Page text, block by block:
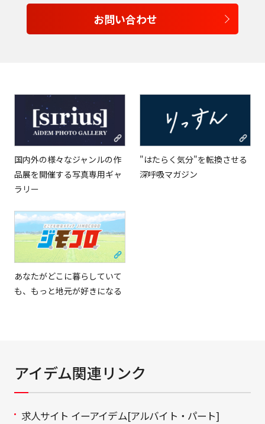
English
お問い合わせ
国内外の様々なジャンルの作
品展を開催する写真専用ギャ
ラリー
"はたらく気分"を転換させる
深呼吸マガジン
あなたがどこに暮らしていて
も、もっと地元が好きになる
アイデム関連リンク
求人サイト イーアイデム[アルバイト・パート]